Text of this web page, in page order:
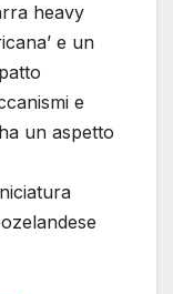
heavy
e un
e
un aspetto